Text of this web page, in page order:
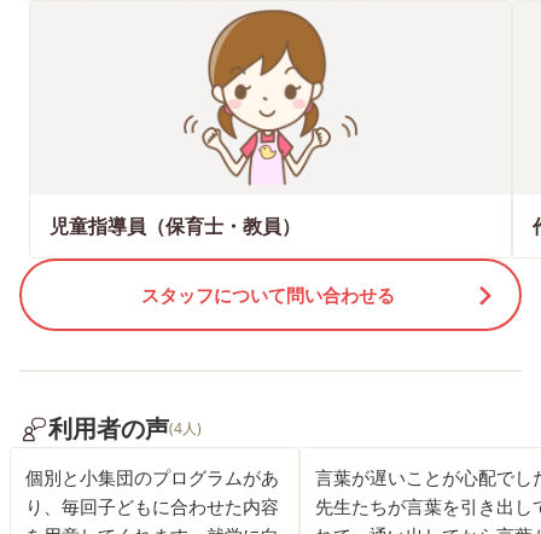
児童指導員（保育士・教員）
スタッフについて問い合わせる
利用者の声(4人)
個別と小集団のプログラムがあ
り、毎回子どもに合わせた内容
言葉が遅いことが心配でし
先生たちが言葉を引き出し